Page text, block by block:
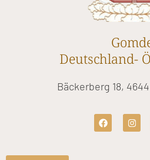
Deutschland-
Bäckerberg 18,
F
a
c
I
n
s